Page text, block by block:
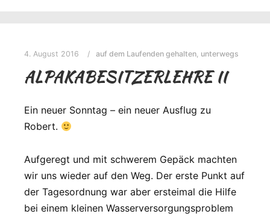
4. August 2016 auf dem Laufenden gehalten unterwegs
ALPAKABESITZERLEHRE II
Ein neuer Sonntag – ein neuer Ausflug zu
Robert.
Aufgeregt und mit schwerem Gepäck machten
wir uns wieder auf den Weg. Der erste Punkt auf
der Tagesordnung war aber ersteimal die Hilfe
bei einem kleinen Wasserversorgungsproblem